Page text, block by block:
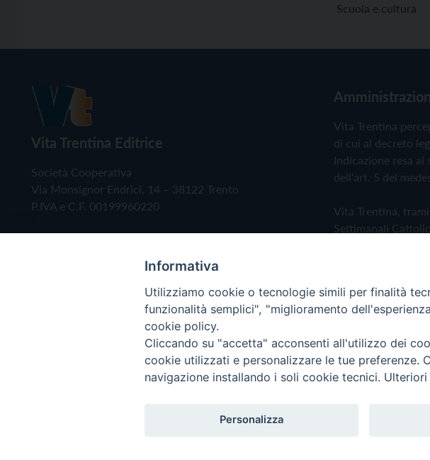
Scuola e cultura
Vita Trentina Editrice
Società Cooperativa
Via Monsignor Endrici, 14 – 38122 Trento
P.IVA e C.F. 00199960220
Vita Trentina
di cui al decreto
Indicazione resa ai
dell'art. 5 del
Vita Trentina,
Settimanali
Privacy Policy
Copyright © 2019 - Tutti i diritti riservati - Vita Trentina Editrice
Informativa
Utilizziamo cookie o tecnologie simili per finalità
funzionalità semplici", "miglioramento
cookie policy.
Cliccando su "accetta" acconsenti all'utilizzo dei
cookie utilizzati e personalizzare le tue preferenze.
navigazione installando i soli cookie tecnici.
Personalizza